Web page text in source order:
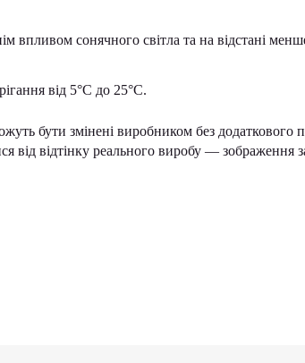
впливом сонячного світла та на відстані
від 5°С до 25°С.
бути змінені виробником без додаткового
від відтінку реального виробу — зображення